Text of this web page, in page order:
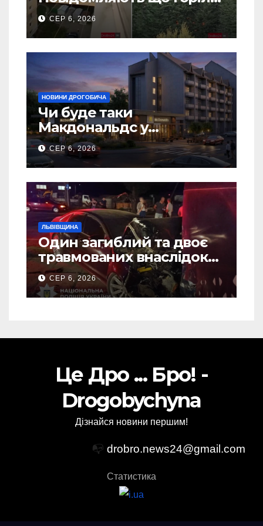
5 гаражів (Відео)
СЕР 6, 2026
НОВИНИ ДРОГОБИЧА
Чи буде таки
Макдональдс у
Дрогобичі? (Фото)
СЕР 6, 2026
ЛЬВІВЩИНА
Один загиблий та двоє
травмованих внаслідок
ДТП на Самбірщині
СЕР 6, 2026
Це Дро ... Бро! -
Drogobychyna
Дізнайся новини першим!
📭 drobro.news24@gmail.com
Статистика